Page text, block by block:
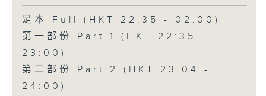
足本 Full (HKT 22:35 - 02:00)
第一部份 Part 1 (HKT 22:35 -
23:00)
第二部份 Part 2 (HKT 23:04 -
24:00)